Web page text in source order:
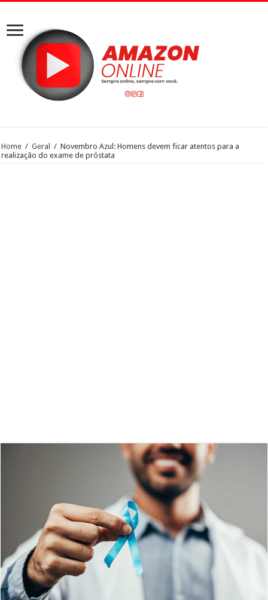
Home / Geral / Novembro Azul: Homens devem ficar atentos para a
realização do exame de próstata